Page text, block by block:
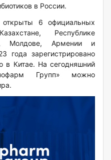
в России.
6 официальных
Республике
Молдове, Армении и
года зарегистрировано
в Китае. На сегодняшний
Групп» можно